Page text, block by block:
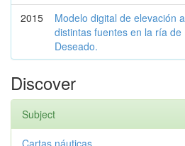
2015
Modelo digital de elevación
distintas fuentes en la ría de
Deseado.
Discover
Subject
Cartas náuticas